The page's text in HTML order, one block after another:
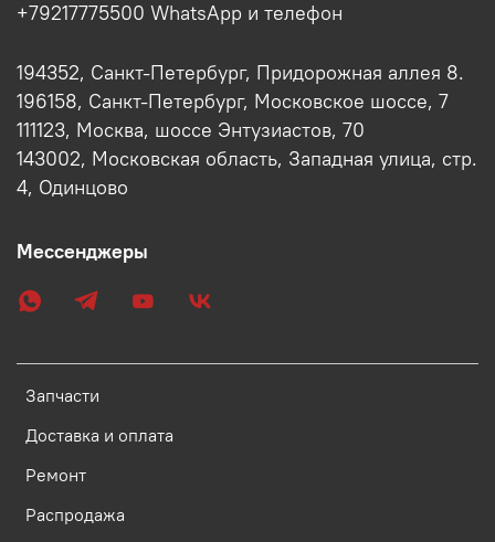
Запчасти
Доставка и оплата
Ремонт
Распродажа
+79217775500 WhatsApp и телефон
194352, Санкт-Петербург, Придорожная аллея 8.
196158, Санкт-Петербург, Московское шоссе, 7
111123, Москва, шоссе Энтузиастов, 70
143002, Московская область, Западная улица, стр.
4, Одинцово
Мессенджеры